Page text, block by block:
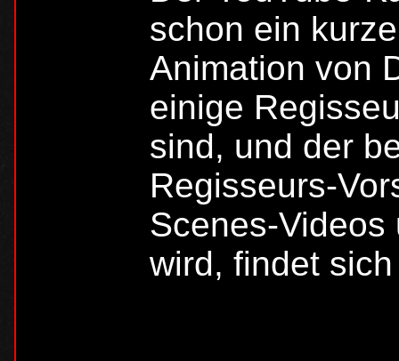
schon ein
Animation von
einige
sind, und der
Regisseurs-
Scenes-
wird, findet